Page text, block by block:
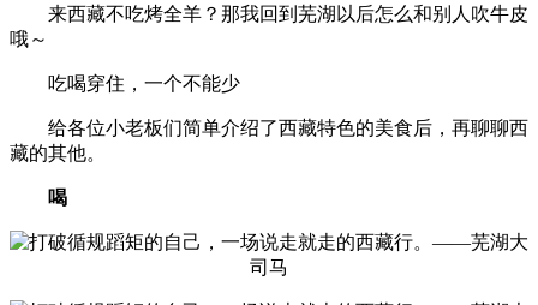
来西藏不吃烤全羊？那我回到芜湖以后怎么和别人吹牛皮
哦～
吃喝穿住，一个不能少
给各位小老板们简单介绍了西藏特色的美食后，再聊聊西
藏的其他。
喝